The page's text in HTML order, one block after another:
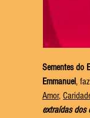
Sementes do
Emmanuel,
Amor,
extraídas dos